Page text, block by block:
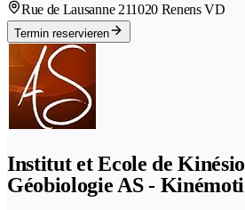
Rue de Lausanne 211020 Renens VD
Termin reservieren
Institut et Ecole de
Géobiologie AS -